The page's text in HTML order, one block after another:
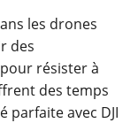
les drones
des
résister à
des temps
parfaite avec DJI